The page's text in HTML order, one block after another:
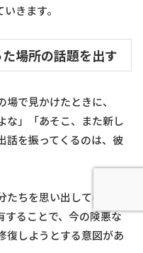
きます。
場所の話題を出す
で見かけたときに、
な」「あそこ、また新し
話を振ってくるのは、彼
ちを思い出してほしい
することで、今の険悪な
復しようとする意図があ